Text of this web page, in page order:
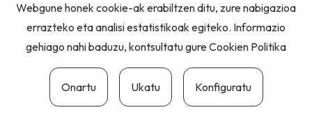
Webgune honek cookie-ak erabiltzen ditu, zure nabigazioa
errazteko eta analisi estatistikoak egiteko. Informazio
gehiago nahi baduzu, kontsultatu gureCookien Politika
Onartu Ukatu Konfiguratu